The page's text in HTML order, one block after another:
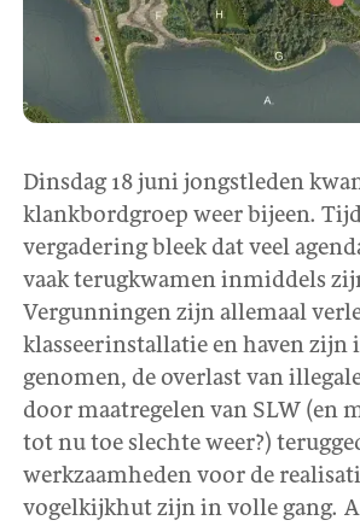
Dinsdag 18 juni jongstleden
klankbordgroep weer bijeen.
vergadering bleek dat veel
vaak terugkwamen inmiddels
Vergunningen zijn allemaal
klasseerinstallatie en haven zijn
genomen, de overlast van
door maatregelen van SLW (en
tot nu toe slechte weer?)
werkzaamheden voor de
vogelkijkhut zijn in volle gang.